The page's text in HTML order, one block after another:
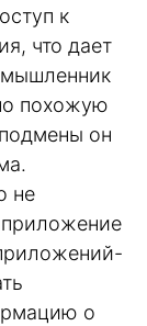
к
что дает
похожую
он
не
о